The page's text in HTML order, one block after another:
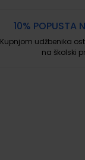
10% POPUSTA
Kupnjom udžbenika
na školski